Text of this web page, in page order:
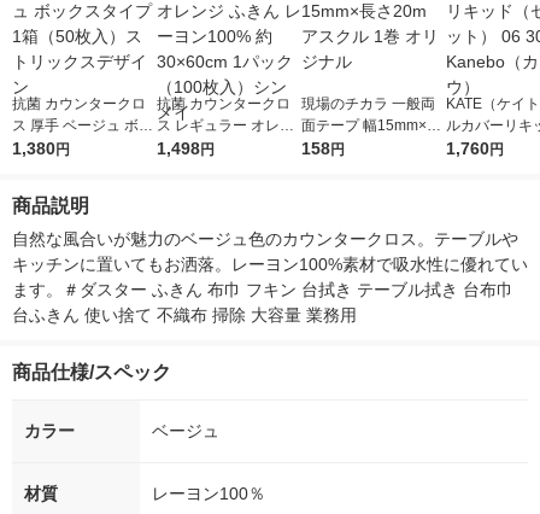
抗菌 カウンタークロ
ス 厚手 ベージュ ボッ
クスタイプ 1箱（50枚
1,380円
抗菌 カウンタークロ
ス レギュラー オレン
ジ ふきん レーヨン10
1,498円
現場のチカラ 一般両
面テープ 幅15mm×長
さ20m アスクル 1巻
158円
KATE（ケイ
ルカバーリキ
ミマット）
1,760円
商品説明
自然な風合いが魅力のベージュ色のカウンタークロス。テーブルや
キッチンに置いてもお洒落。レーヨン100%素材で吸水性に優れてい
ます。＃ダスター ふきん 布巾 フキン 台拭き テーブル拭き 台布巾
台ふきん 使い捨て 不織布 掃除 大容量 業務用
商品仕様/スペック
カラー ベージュ
材質 レーヨン100％